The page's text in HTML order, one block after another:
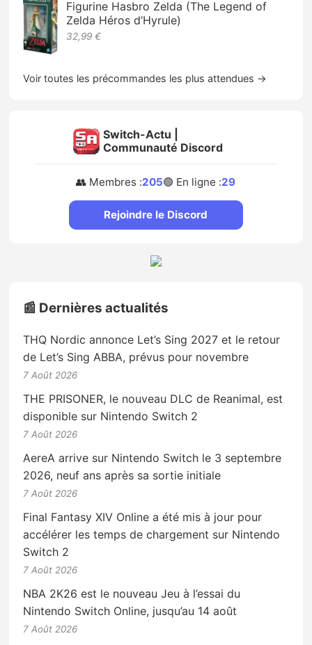
Figurine Hasbro Zelda (The Legend of
Zelda Héros d’Hyrule)
32,99 €
Voir toutes les précommandes les plus attendues →
Switch-Actu |
Communauté Discord
👥 Membres :205🟢 En ligne :29
Rejoindre le Discord
📰 Dernières actualités
THQ Nordic annonce Let’s Sing 2027 et le retour
de Let’s Sing ABBA, prévus pour novembre
7 Août 2026
THE PRISONER, le nouveau DLC de Reanimal, est
disponible sur Nintendo Switch 2
7 Août 2026
AereA arrive sur Nintendo Switch le 3 septembre
2026, neuf ans après sa sortie initiale
7 Août 2026
Final Fantasy XIV Online a été mis à jour pour
accélérer les temps de chargement sur Nintendo
Switch 2
7 Août 2026
NBA 2K26 est le nouveau Jeu à l’essai du
Nintendo Switch Online, jusqu’au 14 août
7 Août 2026